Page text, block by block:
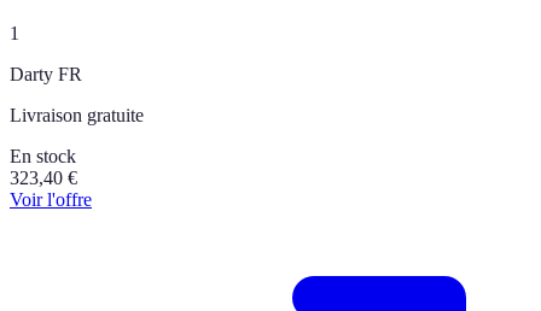
1
Darty FR
Livraison gratuite
En stock
323,40 €
Voir l'offre